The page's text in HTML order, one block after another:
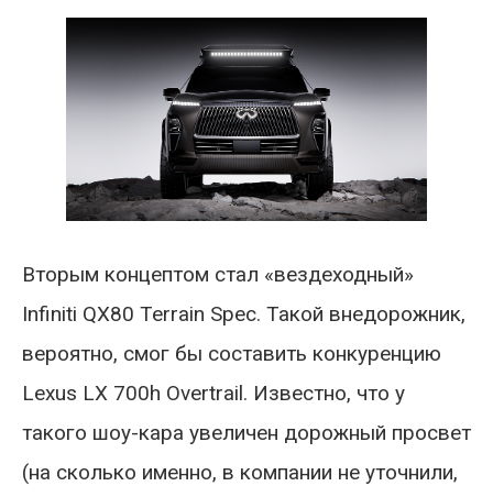
Вторым концептом стал «вездеходный»
Infiniti QX80 Terrain Spec. Такой внедорожник,
вероятно, смог бы составить конкуренцию
Lexus LX 700h Overtrail. Известно, что у
такого шоу-кара увеличен дорожный просвет
(на сколько именно, в компании не уточнили,